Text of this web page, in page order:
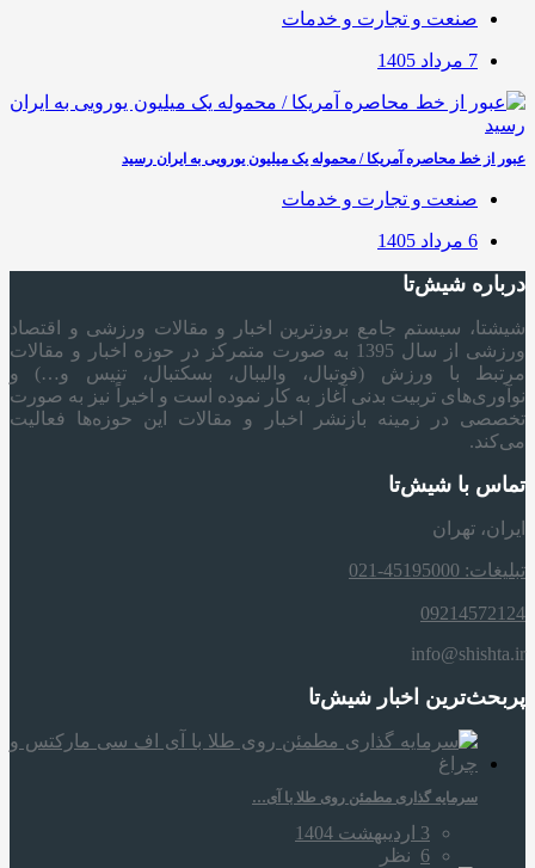
صنعت و تجارت و خدمات
7 مرداد 1405
عبور از خط محاصره آمریکا / محموله یک میلیون یورویی به ایران رسید
صنعت و تجارت و خدمات
6 مرداد 1405
درباره شیش‌تا
شیشتا، سیستم جامع بروزترین اخبار و مقالات ورزشی و اقتصاد
ورزشی از سال 1395 به صورت متمرکز در حوزه اخبار و مقالات
مرتبط با ورزش (فوتبال، والیبال، بسکتبال، تنیس و…) و
نوآوری‌های تربیت بدنی آغاز به کار نموده است و اخیراً نیز به صورت
تخصصی در زمینه بازنشر اخبار و مقالات این حوزه‌ها فعالیت
می‌کند.
تماس با شیش‌تا
ایران، تهران
تبلیغات: 45195000-021
09214572124
info@shishta.ir
پربحث‌ترین اخبار شیش‌تا
سرمایه‌ گذاری مطمئن روی طلا با آی…
3 اردیبهشت 1404
6 نظر